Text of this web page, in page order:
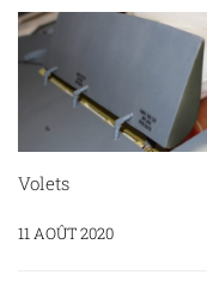
Volets
11 AOÛT 2020